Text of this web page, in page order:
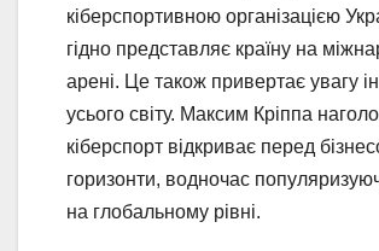
кіберспортивною організацією
гідно представляє країну на
арені. Це також привертає увагу
усього світу. Максим Кріппа
кіберспорт відкриває перед
горизонти, водночас
на глобальному рівні.